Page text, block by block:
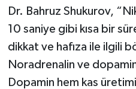
Dr. Bahruz Shukurov,
10 saniye gibi kısa bir
dikkat ve hafıza ile ilgili
Noradrenalin ve dopamin
Dopamin hem kas